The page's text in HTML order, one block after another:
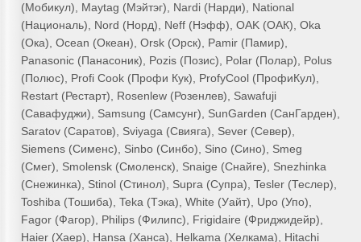
(Мобикул), Maytag (Мэйтэг), Nardi (Нарди), National
(Националь), Nord (Норд), Neff (Нэфф), OAK (ОАК), Oka
(Ока), Ocean (Океан), Orsk (Орск), Pamir (Памир),
Panasonic (Панасоник), Pozis (Позис), Polar (Полар), Polus
(Полюс), Profi Cook (Профи Кук), ProfyCool (ПрофиКул),
Restart (Рестарт), Rosenlew (Розенлев), Sawafuji
(Савафуджи), Samsung (Самсунг), SunGarden (СанГарден),
Saratov (Саратов), Sviyaga (Свияга), Sever (Север),
Siemens (Сименс), Sinbo (Синбо), Sino (Сино), Smeg
(Смег), Smolensk (Смоленск), Snaige (Снайге), Snezhinka
(Снежинка), Stinol (Стинол), Supra (Супра), Tesler (Теслер),
Toshiba (Тошиба), Teka (Тэка), White (Уайт), Upo (Упо),
Fagor (Фагор), Philips (Филипс), Frigidaire (Фриджидейр),
Haier (Хаер), Hansa (Ханса), Helkama (Хелкама), Hitachi